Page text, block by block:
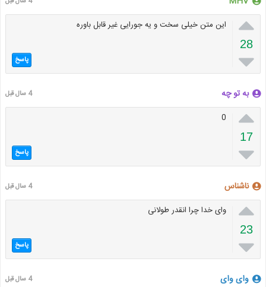

28

این متن خیلی سخت و یه جورایی غیر قابل باوره
پاسخ
به تو چه 4 سال قبل

17

0
پاسخ
ناشناس 4 سال قبل

23

وای خدا چرا انقدر طولانی
پاسخ
وای وای 4 سال قبل